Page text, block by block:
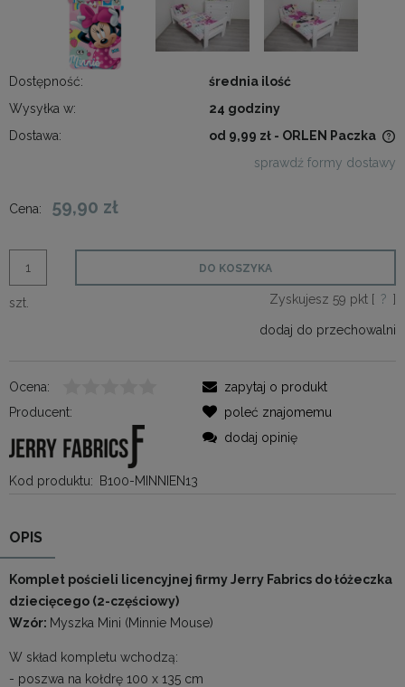
Dostępność:
średnia ilość
Wysyłka w:
24 godziny
Dostawa:
od 9,99 zł - ORLEN Paczka
sprawdź formy dostawy
Cena: 59,90 zł
szt.
DO KOSZYKA
Zyskujesz 59 pkt [ ? ]
dodaj do przechowalni
Ocena:
Producent:
Kod produktu: B100-MINNIEN13
zapytaj o produkt
poleć znajomemu
dodaj opinię
OPIS
Komplet pościeli licencyjnej firmy Jerry Fabrics do łóżeczka
dziecięcego (2-częściowy)
Wzór: Myszka Mini (Minnie Mouse)
W skład kompletu wchodzą:
- poszwa na kołdrę 100 x 135 cm